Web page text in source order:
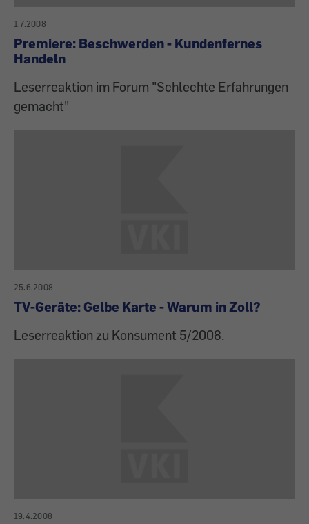
1.7.2008
Premiere: Beschwerden - Kundenfernes
Handeln
Leserreaktion im Forum "Schlechte Erfahrungen
gemacht"
25.6.2008
TV-Geräte: Gelbe Karte - Warum in Zoll?
Leserreaktion zu Konsument 5/2008.
19.4.2008